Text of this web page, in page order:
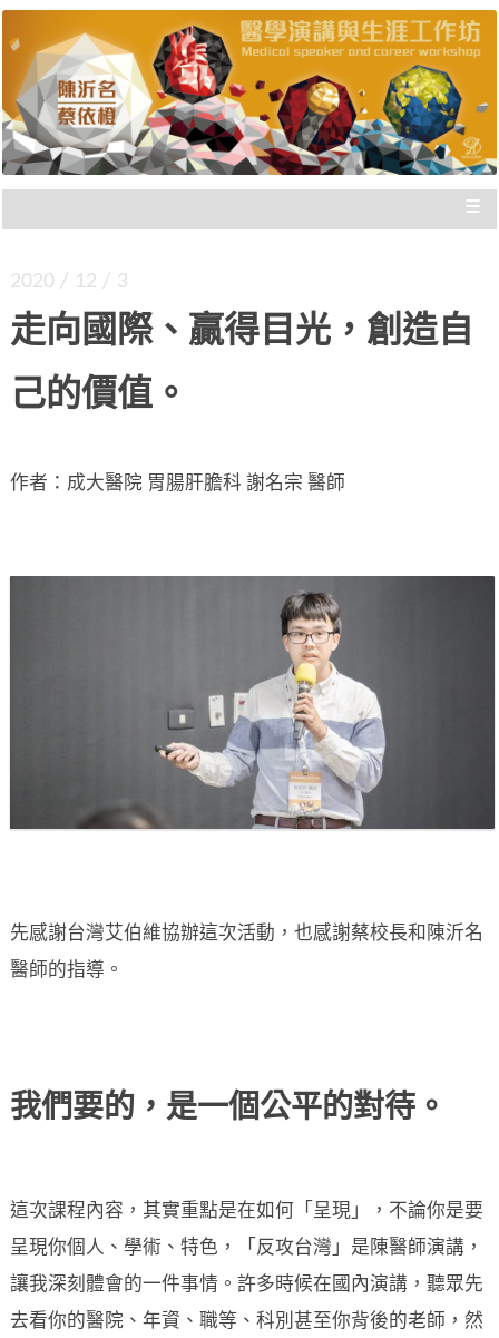
醫學演講與生涯工作坊 |
新思惟國際
陳沂名醫師與蔡依橙醫師，把國際參與經驗歸
納，與您分享，給您走向國際的實際建議，刻畫
出「不枉此生」的專業經歷！
≡
2020 / 12 / 3
走向國際、贏得目光，創造自
己的價值。
作者：成大醫院 胃腸肝膽科 謝名宗 醫師
先感謝台灣艾伯維協辦這次活動，也感謝蔡校長和陳沂名
醫師的指導。
我們要的，是一個公平的對待。
這次課程內容，其實重點是在如何「呈現」，不論你是要
呈現你個人、學術、特色，「反攻台灣」是陳醫師演講，
讓我深刻體會的一件事情。許多時候在國內演講，聽眾先
去看你的醫院、年資、職等、科別甚至你背後的老師，然